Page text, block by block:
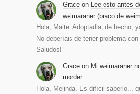
Grace on Lee esto antes
weimaraner (braco de
Hola, Maite. Adoptadla, de hecho,
No deberíais de tener problema
Saludos!
Grace on Mi weimaraner
morder
Hola, Melinda. Es difícil saberlo...